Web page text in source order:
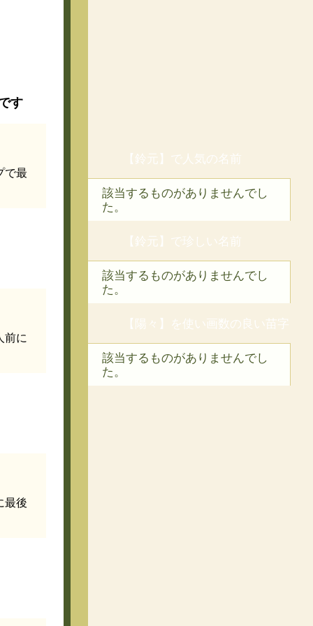
す
で最
前に
最後
【鈴元】で人気の名前
該当するものがありませんでし
た。
【鈴元】で珍しい名前
該当するものがありませんでし
た。
【陽々】を使い画数の良い苗字
該当するものがありませんでし
た。